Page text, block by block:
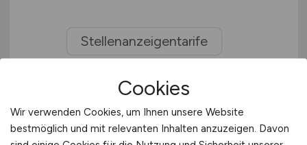
Stellenanzeigentarife
Cookies
Wir verwenden Cookies, um Ihnen unsere Website
bestmöglich und mit relevanten Inhalten anzuzeigen. Davon